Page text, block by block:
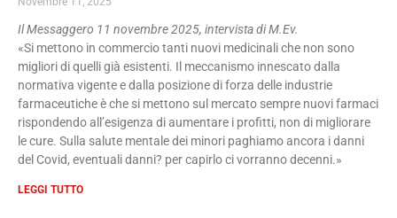
Il Messaggero 11 novembre 2025, intervista di M.Ev.
«Si mettono in commercio tanti nuovi medicinali che non sono
migliori di quelli già esistenti. Il meccanismo innescato dalla
normativa vigente e dalla posizione di forza delle industrie
farmaceutiche è che si mettono sul mercato sempre nuovi farmaci
rispondendo all’esigenza di aumentare i profitti, non di migliorare
le cure. Sulla salute mentale dei minori paghiamo ancora i danni
del Covid, eventuali danni? per capirlo ci vorranno decenni.»
LEGGI TUTTO